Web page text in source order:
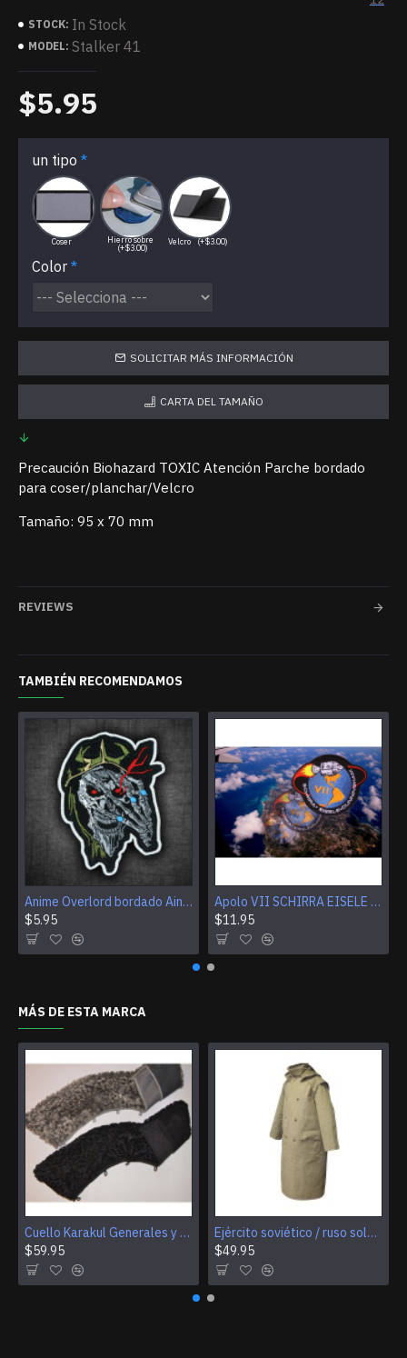
STOCK: In Stock
MODEL: Stalker 41
$5.95
un tipo
Coser
Hierro sobre
(+$3.00)
Velcro (+$3.00)
Color
SOLICITAR MÁS INFORMACIÓN
CARTA DEL TAMAÑO
Precaución Biohazard TOXIC Atención Parche bordado
para coser/planchar/Velcro
Tamaño: 95 x 70 mm
REVIEWS
TAMBIÉN RECOMENDAMOS
Anime Overlord bordado Ainz Ooal Vestido parche Hechicero Rey Iron-on parche Gancho y bucle Mga bordado Coser parche Halloween Calavera regalo
$5.95
Apolo VII SCHIRRA EISELE CUNNINGHAM Logo parche bordado de la NASA
$11.95
MÁS DE ESTA MARCA
Cuello Karakul Generales y almirantes soviéticos abrigo de invierno Piel de astracán para abrigos
$59.95
Ejército soviético / ruso soldados centinela caqui capa
$49.95